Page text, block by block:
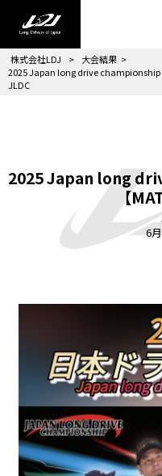
株式会社LDJ
> 大会結果 >
2025 Japan long drive championship
JLDC
2025 Japan long
【
6